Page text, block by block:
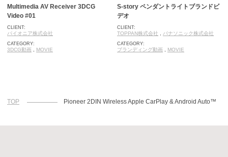
Multimedia AV Receiver 3DCG
Video #01
CLIENT:
パイオニア株式会社
CATEGORY:
3DCG動画 MOVIE
S-story ペンダントライトブランドビ
デオ
CLIENT:
TOPPAN株式会社 パナソニック株式会社
CATEGORY:
ブランディング動画 MOVIE
TOP Pioneer 2DIN Wireless Apple CarPlay & Android Auto™